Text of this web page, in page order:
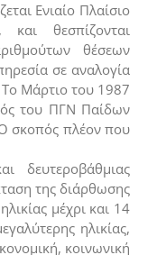
Ενιαίο Πλαίσιο
θεσπίζονται
θέσεων
σε αναλογία
Μάρτιο του 1987
του ΠΓΝ Παίδων
σκοπός πλέον που
δευτεροβάθμιας
της διάρθωσης
μέχρι και 14
ηλικίας,
κοινωνική